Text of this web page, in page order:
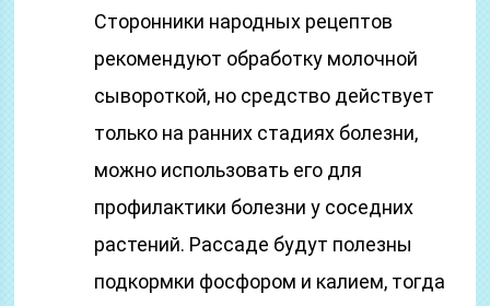
Сторонники народных рецептов
рекомендуют обработку молочной
сывороткой, но средство действует
только на ранних стадиях болезни,
можно использовать его для
профилактики болезни у соседних
растений. Рассаде будут полезны
подкормки фосфором и калием, тогда